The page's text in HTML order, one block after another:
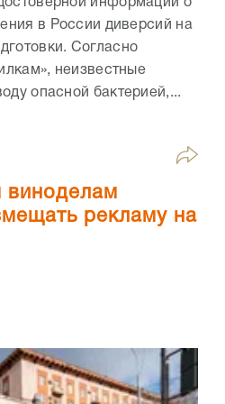
информации о
в России диверсий на
Согласно
неизвестные
опасной бактерией,...
виноделам
рекламу на